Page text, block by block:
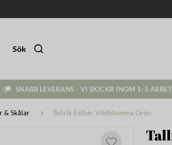
Sök
SNABB LEVERANS - VI SKICKR INOM 1-3
& Skålar Tallrik Esther Vildblomma Grön